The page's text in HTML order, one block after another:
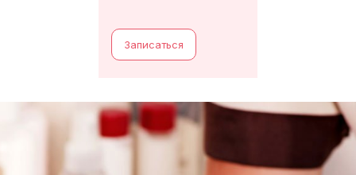
Записаться